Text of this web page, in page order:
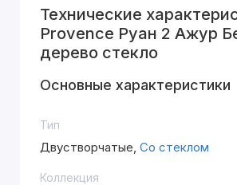
Технические
Provence Руан 2 Ажур
дерево стекло
Основные характеристики
Тип
Двустворчатые, Со стеклом
Коллекция